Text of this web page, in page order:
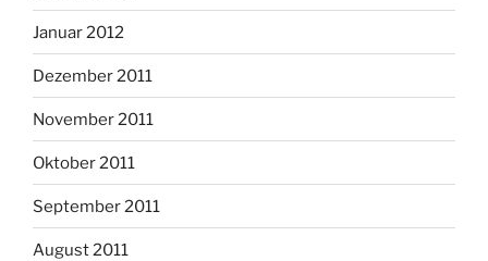
Januar 2012
Dezember 2011
November 2011
Oktober 2011
September 2011
August 2011